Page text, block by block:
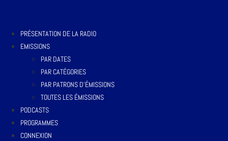
PRÉSENTATION DE LA RADIO
EMISSIONS
PAR DATES
PAR CATÉGORIES
PAR PATRONS D’ÉMISSIONS
TOUTES LES ÉMISSIONS
PODCASTS
PROGRAMMES
CONNEXION